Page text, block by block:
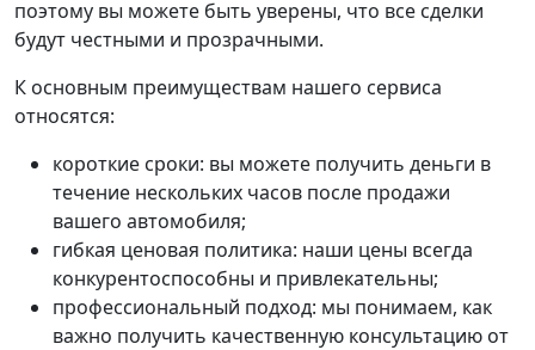
поэтому вы можете быть уверены, что все сделки
будут честными и прозрачными.
К основным преимуществам нашего сервиса
относятся:
короткие сроки: вы можете получить деньги в
течение нескольких часов после продажи
вашего автомобиля;
гибкая ценовая политика: наши цены всегда
конкурентоспособны и привлекательны;
профессиональный подход: мы понимаем, как
важно получить качественную консультацию от